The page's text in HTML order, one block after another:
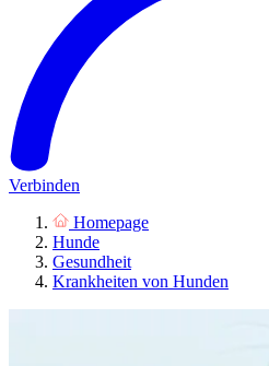
Verbinden
Homepage
Hunde
Gesundheit
Krankheiten von Hunden